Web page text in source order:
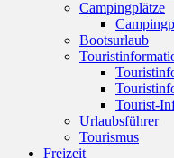
Campingplätze
Bootsurlaub
Tourist-
Urlaubsführer
Tourismus
Freizeit